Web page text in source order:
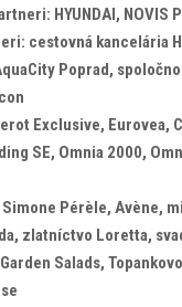
HYUNDAI, NOVIS
cestovná kancelária
Poprad,
Exclusive, Eurovea,
SE, Omnia 2000,
Pérèle, Avène,
zlatníctvo Loretta,
Salads,